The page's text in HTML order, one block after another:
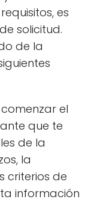
es
solicitud.
de la
el
que te
de la
la
criterios de
información